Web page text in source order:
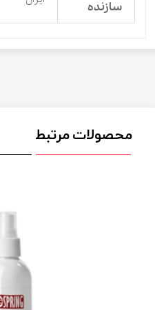
سازنده
محصولات مرتبط